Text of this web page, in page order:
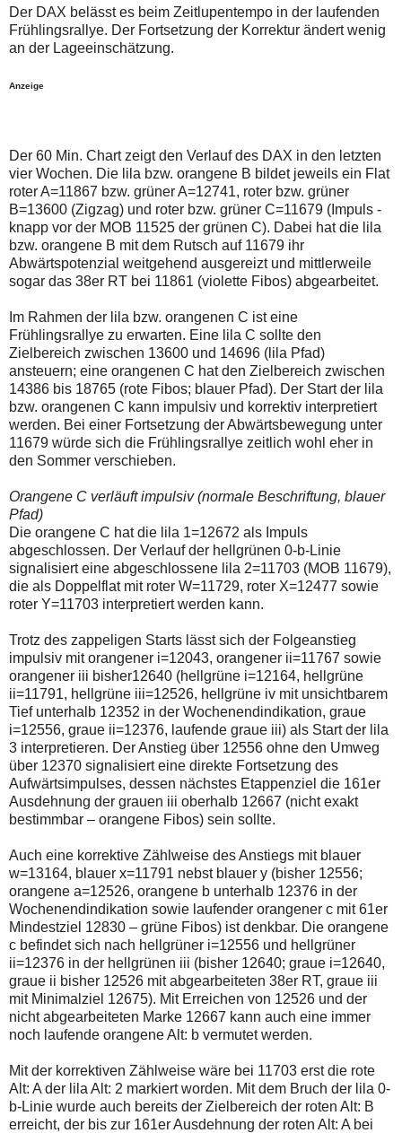
auch
Verstösse
gegen
die
ein
sein.
Bitte
überprüfen
Sie
Ihre
Browsereinstellungen
oder
Ihre
Internetverbindung
und
versuchen
es
zu
einem
späteren
Zeitpunkt
noch
einmal.
Sollte
das
Problem
weiterbestehen
ich
um
Kontaktaufnahme
per
Mail
robbys-
elliottwellen@online.de.
Bis
zur
des
Problems
sind
die
Post
auch
auf
der
Plattform
wallstreet-
online.de
verfügbar.
Alternativ
sind
die
Post
der
verfügbar.
Der DAX belässt es beim Zeitlupentempo in der laufenden
Frühlingsrallye. Der Fortsetzung der Korrektur ändert wenig
an der Lageeinschätzung.
Anzeige
Der 60 Min. Chart zeigt den Verlauf des DAX in den letzten
vier Wochen. Die lila bzw. orangene B bildet jeweils ein Flat
roter A=11867 bzw. grüner A=12741, roter bzw. grüner
B=13600 (Zigzag) und roter bzw. grüner C=11679 (Impuls -
knapp vor der MOB 11525 der grünen C). Dabei hat die lila
bzw. orangene B mit dem Rutsch auf 11679 ihr
Abwärtspotenzial weitgehend ausgereizt und mittlerweile
sogar das 38er RT bei 11861 (violette Fibos) abgearbeitet.
Im Rahmen der lila bzw. orangenen C ist eine
Frühlingsrallye zu erwarten. Eine lila C sollte den
Zielbereich zwischen 13600 und 14696 (lila Pfad)
ansteuern; eine orangenen C hat den Zielbereich zwischen
14386 bis 18765 (rote Fibos; blauer Pfad). Der Start der lila
bzw. orangenen C kann impulsiv und korrektiv interpretiert
werden. Bei einer Fortsetzung der Abwärtsbewegung unter
11679 würde sich die Frühlingsrallye zeitlich wohl eher in
den Sommer verschieben.
Orangene C verläuft impulsiv (normale Beschriftung, blauer
Pfad)
Die orangene C hat die lila 1=12672 als Impuls
abgeschlossen. Der Verlauf der hellgrünen 0-b-Linie
signalisiert eine abgeschlossene lila 2=11703 (MOB 11679),
die als Doppelflat mit roter W=11729, roter X=12477 sowie
roter Y=11703 interpretiert werden kann.
Trotz des zappeligen Starts lässt sich der Folgeanstieg
impulsiv mit orangener i=12043, orangener ii=11767 sowie
orangener iii bisher12640 (hellgrüne i=12164, hellgrüne
ii=11791, hellgrüne iii=12526, hellgrüne iv mit unsichtbarem
Tief unterhalb 12352 in der Wochenendindikation, graue
i=12556, graue ii=12376, laufende graue iii) als Start der lila
3 interpretieren. Der Anstieg über 12556 ohne den Umweg
über 12370 signalisiert eine direkte Fortsetzung des
Aufwärtsimpulses, dessen nächstes Etappenziel die 161er
Ausdehnung der grauen iii oberhalb 12667 (nicht exakt
bestimmbar – orangene Fibos) sein sollte.
Auch eine korrektive Zählweise des Anstiegs mit blauer
w=13164, blauer x=11791 nebst blauer y (bisher 12556;
orangene a=12526, orangene b unterhalb 12376 in der
Wochenendindikation sowie laufender orangener c mit 61er
Mindestziel 12830 – grüne Fibos) ist denkbar. Die orangene
c befindet sich nach hellgrüner i=12556 und hellgrüner
ii=12376 in der hellgrünen iii (bisher 12640; graue i=12640,
graue ii bisher 12526 mit abgearbeiteten 38er RT, graue iii
mit Minimalziel 12675). Mit Erreichen von 12526 und der
nicht abgearbeiteten Marke 12667 kann auch eine immer
noch laufende orangene Alt: b vermutet werden.
Mit der korrektiven Zählweise wäre bei 11703 erst die rote
Alt: A der lila Alt: 2 markiert worden. Mit dem Bruch der lila 0-
b-Linie wurde auch bereits der Zielbereich der roten Alt: B
erreicht, der bis zur 161er Ausdehnung der roten Alt: A bei